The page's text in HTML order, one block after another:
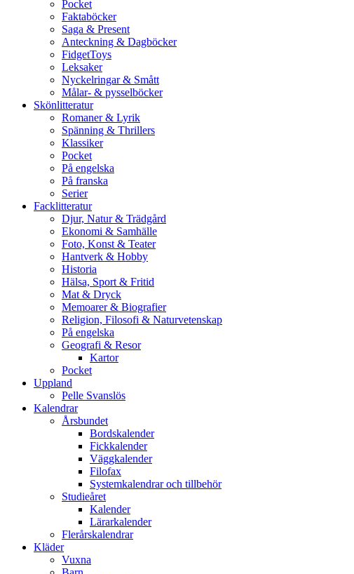
Pocket
Faktaböcker
Saga & Present
Anteckning & Dagböcker
FidgetToys
Leksaker
Nyckelringar & Smått
Målar- & pysselböcker
Skönlitteratur
Romaner & Lyrik
Spänning & Thrillers
Klassiker
Pocket
På engelska
På franska
Serier
Facklitteratur
Djur, Natur & Trädgård
Ekonomi & Samhälle
Foto, Konst & Teater
Hantverk & Hobby
Historia
Hälsa, Sport & Fritid
Mat & Dryck
Memoarer & Biografier
Religion, Filosofi & Naturvetenskap
På engelska
Geografi & Resor
Kartor
Pocket
Uppland
Pelle Svanslös
Kalendrar
Årsbundet
Bordskalender
Fickkalender
Väggkalender
Filofax
Systemkalendrar och tillbehör
Studieåret
Kalender
Lärarkalender
Flerårskalendrar
Kläder
Vuxna